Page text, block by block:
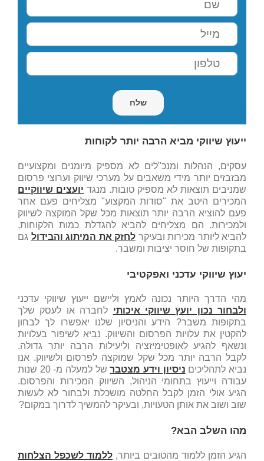
ייעוץ שיווקי מביא הרבה יותר לקוחות
עסקים, הנהלות ומנכ"לים לא מספיק מיומנים ומקצועיים
מבזבזים יותר מידי משאבים על מערכי שיווק וערוצי פרסום
שמניבים תוצאות לא מספיק טובות. מנגד יועצים שיווקיים
המכירים היטב את "סודות המקצוע" מצליחים פעם אחר
פעם להוציא הרבה יותר תוצאות מכל שקל המוקצה לשיווק
ולמכירות. הם מצליחים להביא להגדלת כמות הלקוחות,
להביא ליותר מכירות ובעיקר לחזק את המיתוג והבידול גם
בתקופות של חוסר יציבות ומשבר.
יעוץ שיווקי עדכני ואפקטיבי
מהי הדרך היותר נכונה לאמץ וליישם ייעוץ שיווקי עדכני
ולבחור נכון יועץ שיווקי איכותי לחברה או לעסק שלך
בתקופות משבר? הידע והניסיון שלנו יאפשרו לך לבחון
להקטין את עלויות הפרסום והשיווק. נביא לשיפור בעלויות
ונשאף להגיע לאופטימיזציה וליעילות הרבה יותר גדולה.
לקבל הרבה יותר מכל שקל שמוקצה לפרסום ולשיווק. אנו
נביא לתהליכים ניסיון וידע מצטבר
של למעלה מ- 20 שנות
עבודה וייעוץ בתחומי הניהול, השיווק המכירות והפרסום.
הגיע אולי הזמן לקבל החלטה מושכלת ולבחור לא לעשות
שוב ושוב את אותן הטעויות, ובעיקר להמשיך לדרוך במקום?
מהו השלב הבא?
הגיע הזמן ללמוד מהטובים ביותר, ללמוד לשכפל הצלחות